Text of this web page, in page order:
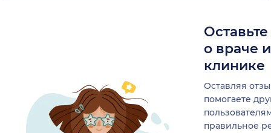
о враче
клинике
Оставляя
помогаете
правильное